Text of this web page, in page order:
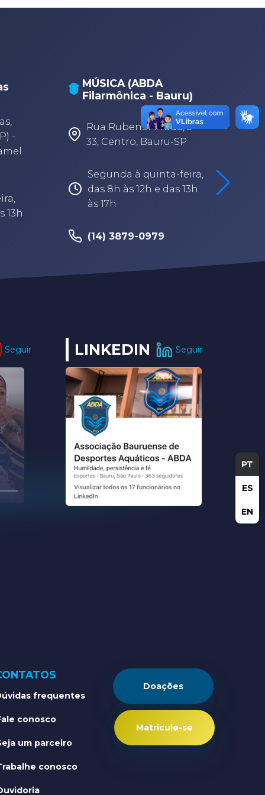
PT
ES
EN
-
13h
MÚSICA (ABDA
Filarmônica - Bauru)
Rua Rubens Arruda, 3-
33, Centro, Bauru-SP
Segunda à quinta-feira,
das 8h às 12h e das 13h
às 17h
(14) 3879-0979
Seguir LINKEDIN Seguir
frequentes
conosco
um parceiro
conosco
Doações
Matricule-se